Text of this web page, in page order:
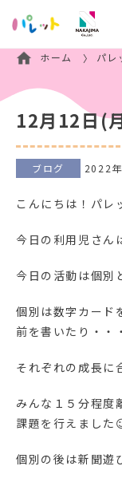
ホーム パレ
12月12日(
ブログ 2022
こんにちは！パレ
今日の利用児さん
今日の活動は個別
個別は数字カード
前を書いたり・・・
それぞれの成長に
みんな１５分程度
課題を行えました
個別の後は新聞遊